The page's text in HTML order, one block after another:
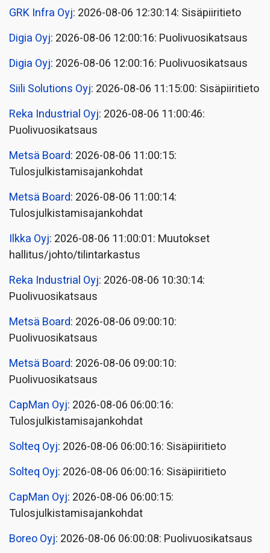
GRK Infra Oyj: 2026-08-06 12:30:14: Sisäpiiritieto
Digia Oyj: 2026-08-06 12:00:16: Puolivuosikatsaus
Digia Oyj: 2026-08-06 12:00:16: Puolivuosikatsaus
Siili Solutions Oyj: 2026-08-06 11:15:00: Sisäpiiritieto
Reka Industrial Oyj: 2026-08-06 11:00:46:
Puolivuosikatsaus
Metsä Board: 2026-08-06 11:00:15:
Tulosjulkistamisajankohdat
Metsä Board: 2026-08-06 11:00:14:
Tulosjulkistamisajankohdat
Ilkka Oyj: 2026-08-06 11:00:01: Muutokset
hallitus/johto/tilintarkastus
Reka Industrial Oyj: 2026-08-06 10:30:14:
Puolivuosikatsaus
Metsä Board: 2026-08-06 09:00:10:
Puolivuosikatsaus
Metsä Board: 2026-08-06 09:00:10:
Puolivuosikatsaus
CapMan Oyj: 2026-08-06 06:00:16:
Tulosjulkistamisajankohdat
Solteq Oyj: 2026-08-06 06:00:16: Sisäpiiritieto
Solteq Oyj: 2026-08-06 06:00:16: Sisäpiiritieto
CapMan Oyj: 2026-08-06 06:00:15:
Tulosjulkistamisajankohdat
Boreo Oyj: 2026-08-06 06:00:08: Puolivuosikatsaus